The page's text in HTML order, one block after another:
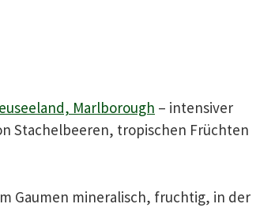
Marlborough – intensiver
Stachelbeeren, tropischen Früchten
Gaumen mineralisch, fruchtig, in der